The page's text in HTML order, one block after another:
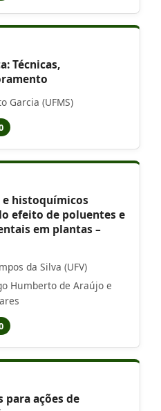
Técnicas,
Garcia (UFMS)
histoquímicos
efeito de poluentes e
em plantas –
da Silva (UFV)
Humberto de Araújo e
para ações de